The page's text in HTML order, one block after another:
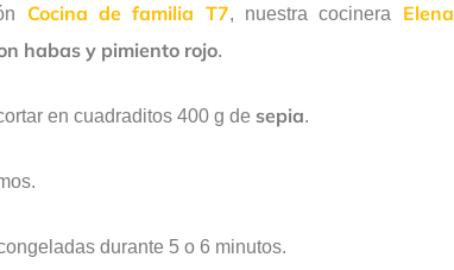
Cocina de familia T7, nuestra cocinera Elena
habas y pimiento rojo.
en cuadraditos 400 g de sepia.
durante 5 o 6 minutos.